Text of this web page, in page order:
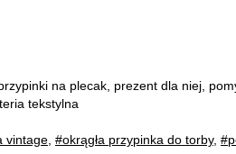
na plecak, prezent dla niej,
tekstylna
vintage #okrągła przypinka do torby,